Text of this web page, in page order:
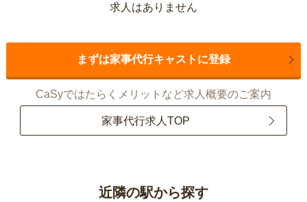
求人はありません
まずは家事代行キャストに登録
CaSyではたらくメリットなど求人概要のご案内
家事代行求人TOP
近隣の駅から探す